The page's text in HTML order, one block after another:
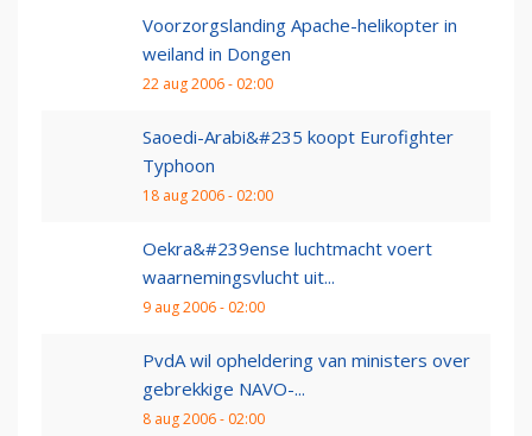
Voorzorgslanding Apache-helikopter in
weiland in Dongen
22 aug 2006 - 02:00
Saoedi-Arabi&#235 koopt Eurofighter
Typhoon
18 aug 2006 - 02:00
Oekra&#239ense luchtmacht voert
waarnemingsvlucht uit...
9 aug 2006 - 02:00
PvdA wil opheldering van ministers over
gebrekkige NAVO-...
8 aug 2006 - 02:00